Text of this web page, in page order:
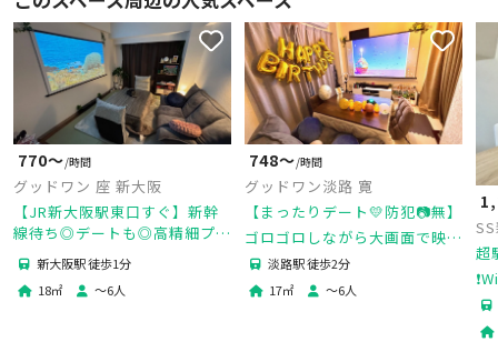
770〜/時間
グッドワン 座 新大阪
【JR新大阪駅東口すぐ】新幹
線待ち◎デートも◎高精細プロ
ジェクター＆84㌅スクリーン
にドルビー音質サウンドバー、
未成年🆗防犯カメラ🈚️
新大阪駅 徒歩1分
18㎡ 〜6人
748〜/時間
グッドワン淡路 寛
【まったりデート💛防犯📷無】
ゴロゴロしながら大画面で映画
鑑賞🎬人気ゲーム機Ｓ🎮キッチ
ン・調理器具完備！タコパ・鍋
パもできる便利なお部屋❣
淡路駅 徒歩2分
17㎡ 〜6人
超